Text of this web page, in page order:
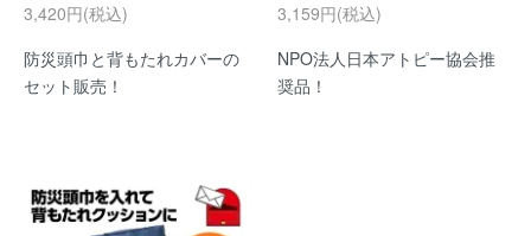
3,420円(税込)
防災頭巾と背もたれカバーの
セット販売！
3,159円(税込)
NPO法人日本アトピー協会推
奨品！